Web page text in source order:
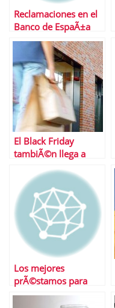
Reclamaciones en el
Banco de EspaÃ±a
El Black Friday
tambiÃ©n llega a
Los mejores
prÃ©stamos para
Navidad